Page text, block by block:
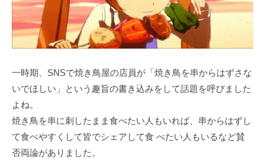
一時期、SNSで焼き鳥屋の店員が「焼き鳥を串からはずさな
いでほしい」という趣旨の書き込みをして話題を呼びました
よね。
焼き鳥を串に刺したまま食べたい人もいれば、串からはずし
て食べやすくして皆でシェアして食 べたい人もいるなど賛
否両論がありました。